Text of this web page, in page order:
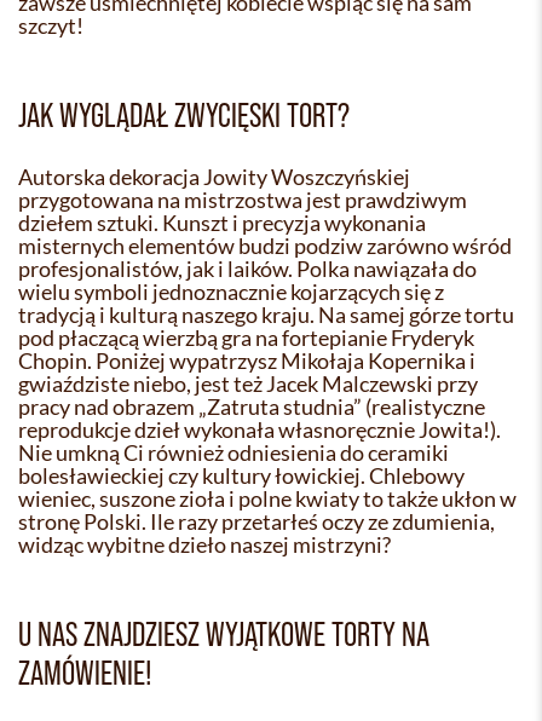
szczyt!
JAK WYGLĄDAŁ ZWYCIĘSKI TORT?
Autorska dekoracja Jowity Woszczyńskiej
przygotowana na mistrzostwa jest prawdziwym
dziełem sztuki. Kunszt i precyzja wykonania
misternych elementów budzi podziw zarówno wśród
profesjonalistów, jak i laików. Polka nawiązała do
wielu symboli jednoznacznie kojarzących się z
tradycją i kulturą naszego kraju. Na samej górze tortu
pod płaczącą wierzbą gra na fortepianie Fryderyk
Chopin. Poniżej wypatrzysz Mikołaja Kopernika i
gwiaździste niebo, jest też Jacek Malczewski przy
pracy nad obrazem „Zatruta studnia” (realistyczne
reprodukcje dzieł wykonała własnoręcznie Jowita!).
Nie umkną Ci również odniesienia do ceramiki
bolesławieckiej czy kultury łowickiej. Chlebowy
wieniec, suszone zioła i polne kwiaty to także ukłon w
stronę Polski. Ile razy przetarłeś oczy ze zdumienia,
widząc wybitne dzieło naszej mistrzyni?
U NAS ZNAJDZIESZ WYJĄTKOWE TORTY NA
ZAMÓWIENIE!